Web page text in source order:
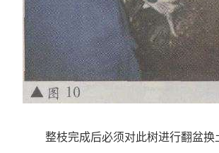
整枝完成后必须对此树进行翻盆